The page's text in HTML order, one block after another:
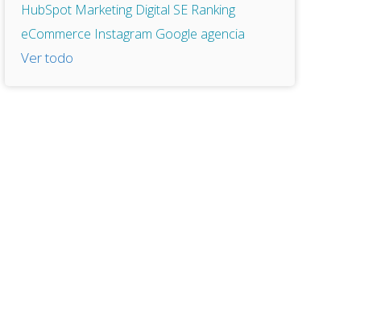
HubSpot Marketing Digital SE Ranking
eCommerce Instagram Google agencia
Ver todo